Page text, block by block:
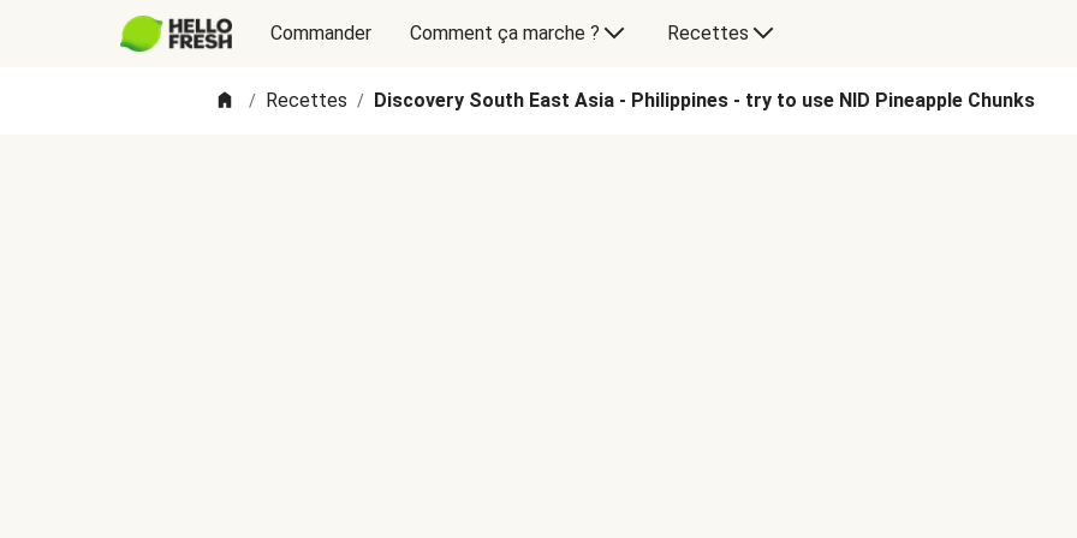
Commander Comment ça marche ? Recettes
/ Recettes / Discovery South East Asia - Philippines - try to use NID Pineapple Chunks